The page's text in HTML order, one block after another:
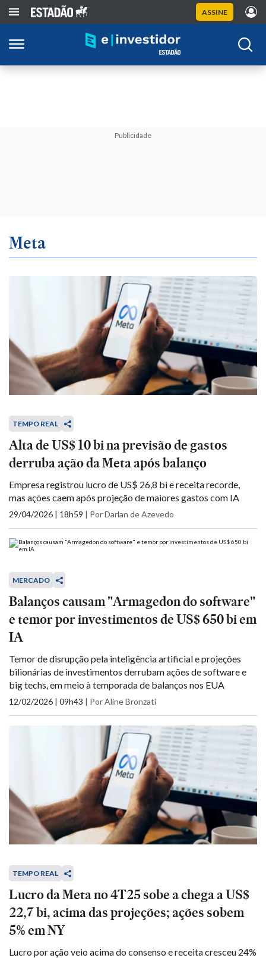
ASSINE
Publicidade
Meta
TEMPO REAL
Alta de US$ 10 bi na previsão de gastos
derruba ação da Meta após balanço
Empresa registrou lucro de US$ 26,8 bi e receita recorde,
mas ações caem após projeção de maiores gastos com IA
29/04/2026 | 18h59 | Por Darlan de Azevedo
MERCADO
Balanços causam "Armagedon do software"
e temor por investimentos de US$ 650 bi em
IA
Temor de disrupção pela inteligência artificial e projeções
bilionárias de investimentos derrubam ações de software e
big techs, em meio à temporada de balanços nos EUA
12/02/2026 | 09h43 | Por Aline Bronzati
TEMPO REAL
Lucro da Meta no 4T25 sobe a chega a US$
22,7 bi, acima das projeções; ações sobem
5% em NY
Lucro por ação veio acima do consenso e receita cresceu 24%